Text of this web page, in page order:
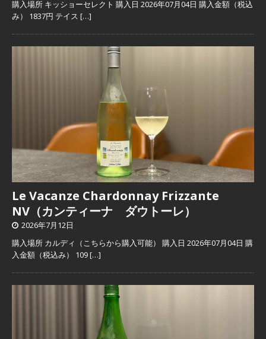
購入場所 キッショーセレクト 購入日 2026年07月04日 購入金額（税込
み） 1837円 テイス […]
Le Vacanze Chardonnay Frizzante
NV（カンティーナ ダウトーレ）
2026年7月12日
購入場所 カルディ（こちらから購入可能） 購入日 2026年07月04日 購
入金額（税込み） 109[…]